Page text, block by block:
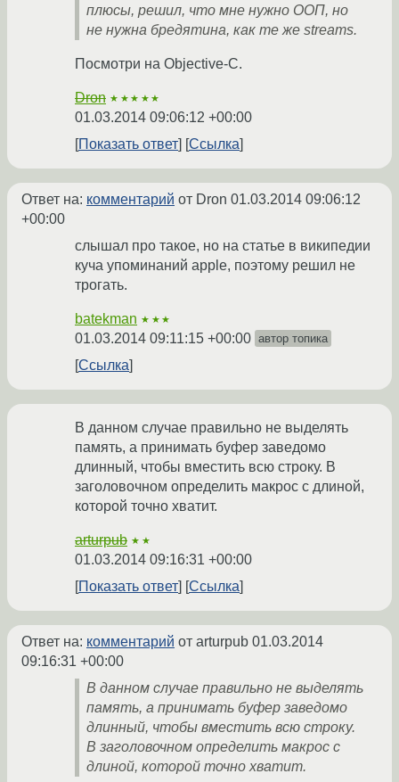
плюсы, решил, что мне нужно ООП, но
не нужна бредятина, как те же streams.
Посмотри на Objective-C.
Dron ★★★★★
01.03.2014 09:06:12 +00:00
Показать ответ
Ссылка
Ответ на: комментарий от Dron 01.03.2014 09:06:12
+00:00
слышал про такое, но на статье в википедии
куча упоминаний apple, поэтому решил не
трогать.
batekman ★★★
01.03.2014 09:11:15 +00:00 автор топика
Ссылка
В данном случае правильно не выделять
память, а принимать буфер заведомо
длинный, чтобы вместить всю строку. В
заголовочном определить макрос с длиной,
которой точно хватит.
arturpub ★★
01.03.2014 09:16:31 +00:00
Показать ответ
Ссылка
Ответ на: комментарий от arturpub 01.03.2014
09:16:31 +00:00
В данном случае правильно не выделять
память, а принимать буфер заведомо
длинный, чтобы вместить всю строку.
В заголовочном определить макрос с
длиной, которой точно хватит.